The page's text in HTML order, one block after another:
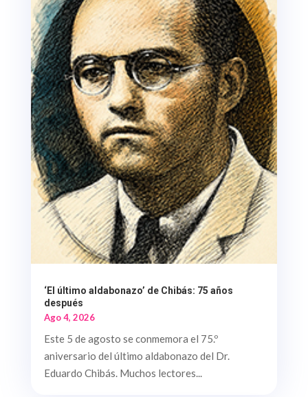
‘El último aldabonazo’ de Chibás: 75 años
después
Ago 4, 2026
Este 5 de agosto se conmemora el 75.º
aniversario del último aldabonazo del Dr.
Eduardo Chibás. Muchos lectores...